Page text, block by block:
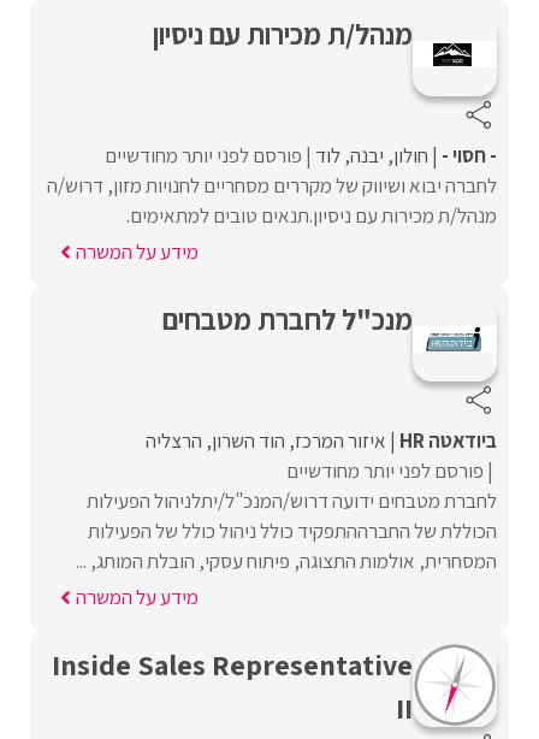
מנהל/ת מכירות עם ניסיון
- חסוי - חולון יבנה לוד פורסם לפני יותר מחודשיים
לחברה יבוא ושיווק של מקררים מסחריים לחנויות מזון, דרוש/ה
מנהל/ת מכירות עם ניסיון.תנאים טובים למתאימים.
מידע על המשרה
מנכ"ל לחברת מטבחים
ביודאטה HR איזור המרכז הוד השרון הרצליה
פורסם לפני יותר מחודשיים
לחברת מטבחים ידועה דרוש/המנכ"ל/יתלניהול הפעילות
הכוללת של החברההתפקיד כולל ניהול כולל של הפעילות
המסחרית, אולמות התצוגה, פיתוח עסקי, הובלת המותג, ...
מידע על המשרה
Inside Sales Representative
II